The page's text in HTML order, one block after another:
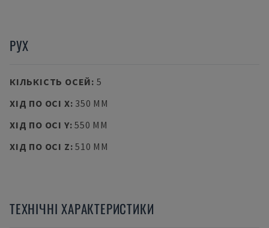
РУХ
КІЛЬКІСТЬ ОСЕЙ: 5
ХІД ПО ОСІ X: 350 MM
ХІД ПО ОСІ Y:550 MM
ХІД ПО ОСІ Z:510 MM
ТЕХНІЧНІ ХАРАКТЕРИСТИКИ